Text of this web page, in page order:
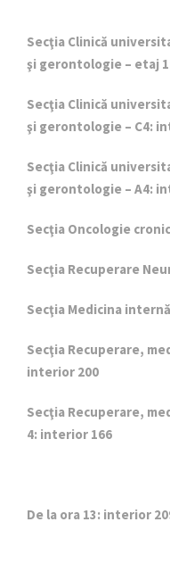
Secţia Clinică
şi gerontologie – etaj
Secţia Clinică
şi gerontologie – C4:
Secţia Clinică
şi gerontologie – A4:
Secţia Oncologie
Secţia Recuperare
Secţia Medicina
Secţia Recuperare,
interior 200
Secţia Recuperare,
4: interior 166
De la ora 13: interior